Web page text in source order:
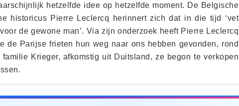
hetzelfde idee op hetzelfde moment. De Belgische
historicus Pierre Leclercq herinnert zich dat in die tijd ‘vet
de gewone man’. Via zijn onderzoek heeft Pierre Leclercq
de Parijse frieten hun weg naar ons hebben gevonden, rond
familie Krieger, afkomstig uit Duitsland, ze begon te verkopen